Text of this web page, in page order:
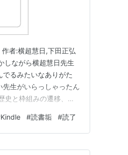
者:横超慧日,下田正弘
しながら横超慧日先生
るみたいなありがた
生がいらっしゃったん
史と枠組みの遷移、違
けど、『涅槃経』って
Kindle #読書垢 #読了